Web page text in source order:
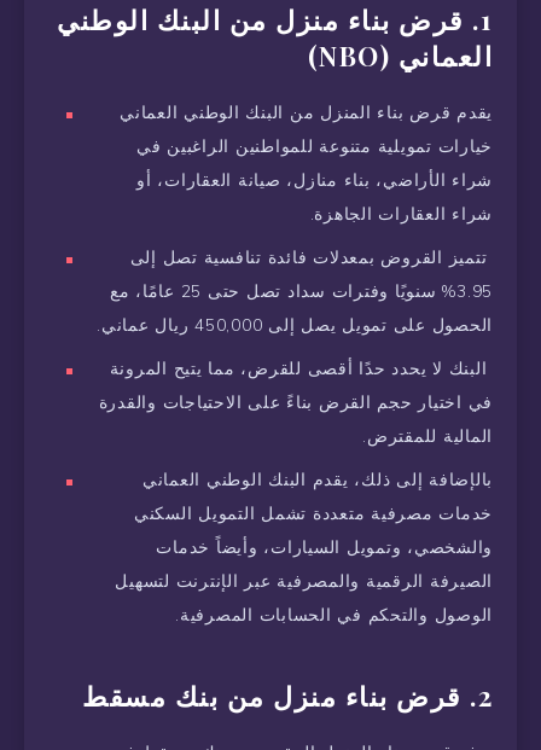
1. قرض بناء منزل من البنك الوطني
العماني (NBO)
يقدم قرض بناء المنزل من البنك الوطني العماني
خيارات تمويلية متنوعة للمواطنين الراغبين في
شراء الأراضي، بناء منازل، صيانة العقارات، أو
شراء العقارات الجاهزة.
تتميز القروض بمعدلات فائدة تنافسية تصل إلى
3.95% سنويًا وفترات سداد تصل حتى 25 عامًا، مع
الحصول على تمويل يصل إلى 450,000 ريال عماني.
البنك لا يحدد حدًا أقصى للقرض، مما يتيح المرونة
في اختيار حجم القرض بناءً على الاحتياجات والقدرة
المالية للمقترض.
بالإضافة إلى ذلك، يقدم البنك الوطني العماني
خدمات مصرفية متعددة تشمل التمويل السكني
والشخصي، وتمويل السيارات، وأيضاً خدمات
الصيرفة الرقمية والمصرفية عبر الإنترنت لتسهيل
الوصول والتحكم في الحسابات المصرفية.
2. قرض بناء منزل من بنك مسقط